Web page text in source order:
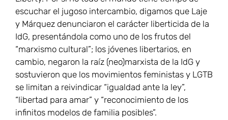
escuchar el jugoso intercambio, digamos que Laje
y Márquez denunciaron el carácter liberticida de la
IdG, presentándola como uno de los frutos del
“marxismo cultural”; los jóvenes libertarios, en
cambio, negaron la raíz (neo)marxista de la IdG y
sostuvieron que los movimientos feministas y LGTB
se limitan a reivindicar “igualdad ante la ley”,
“libertad para amar” y “reconocimiento de los
infinitos modelos de familia posibles”.